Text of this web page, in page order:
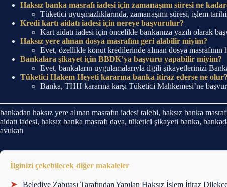
Haksız banka masrafı iadesi için zamanaşımı süresi ne
Tüketici uyuşmazlıklarında, zamanaşımı süresi, işlem
Kredi kartı aidatı iadesi için nereye başvurulur?
Kart aidatı iadesi için öncelikle bankanıza yazılı olarak
Haksız yere alınan dosya masrafını geri alabilir miyim?
Evet, özellikle konut kredilerinde alınan dosya
Bankalara şikayet için BBDK’ya başvuru yapabilir miyim?
Evet, bankaların uygulamalarıyla ilgili şikayetlerinizi
Tüketici Hakem Heyeti kararına banka itiraz ederse ne olur?
Banka, THH kararına karşı Tüketici Mahkemesi’ne
bankadan haksız yere alınan masrafın iadesi talebi, haksız banka
aidatı iadesi, haksız banka masrafı dava, tüketici şikayeti banka,
avukatı
İlginizi çekebilecek diğer makaleler
➤ Belediye Zabıtası Tarafından Yapılan Haksız İşlem İtiraz